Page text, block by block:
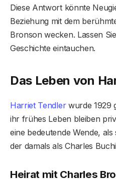
Diese Antwort könnte
Beziehung mit dem
Bronson wecken. Lassen
Geschichte eintauchen.
Das Leben von
Harriet Tendlerwurde 1929
ihr frühes Leben bleiben
eine bedeutende Wende,
der damals als Charles
Heirat mit Charles